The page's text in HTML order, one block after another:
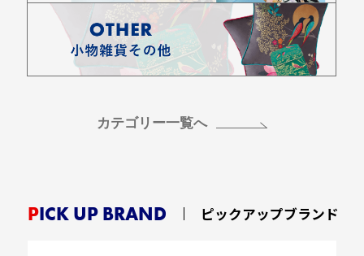
カテゴリー一覧へ
PICK UP BRAND ピックアップブランド